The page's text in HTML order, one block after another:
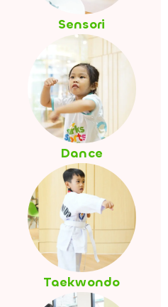
Sensori
Dance
Taekwondo